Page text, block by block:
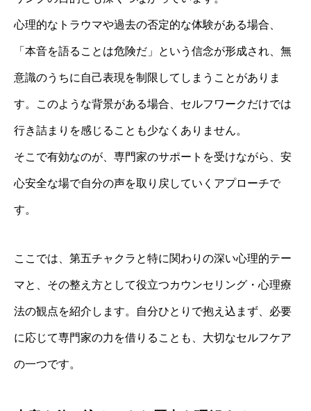
心理的なトラウマや過去の否定的な体験がある場合、
「本音を語ることは危険だ」という信念が形成され、無
意識のうちに自己表現を制限してしまうことがありま
す。このような背景がある場合、セルフワークだけでは
行き詰まりを感じることも少なくありません。
そこで有効なのが、専門家のサポートを受けながら、安
心安全な場で自分の声を取り戻していくアプローチで
す。
ここでは、第五チャクラと特に関わりの深い心理的テー
マと、その整え方として役立つカウンセリング・心理療
法の観点を紹介します。自分ひとりで抱え込まず、必要
に応じて専門家の力を借りることも、大切なセルフケア
の一つです。